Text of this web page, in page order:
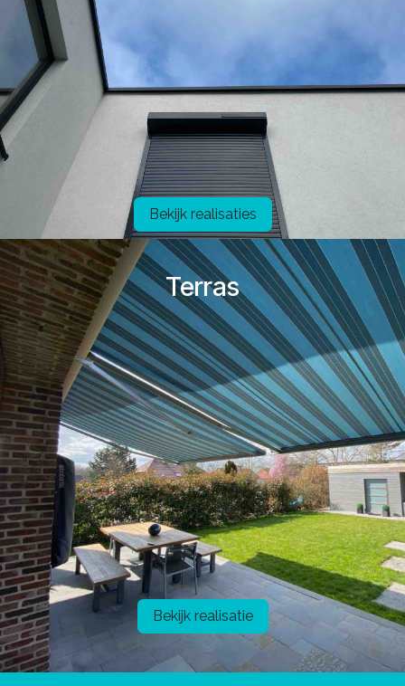
Bekijk realisaties
Terras
Bekijk realisatie